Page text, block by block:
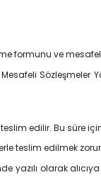
ve mesafeli
edilir. Bu süre
teslim edilmek
olarak